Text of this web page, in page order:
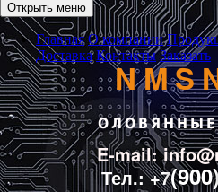
Открыть меню
Главная О компании
Доставка Контакты Заказать
E-mail:
Тел.: +7